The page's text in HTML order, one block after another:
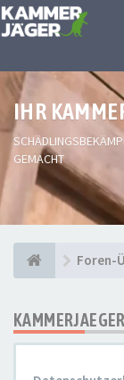
IHR
GEMACHT
Foren-